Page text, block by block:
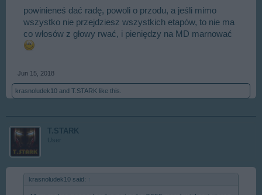
powinieneś dać radę, powoli o przodu, a jeśli mimo
wszystko nie przejdziesz wszystkich etapów, to nie ma
co włosów z głowy rwać, i pieniędzy na MD marnować
Jun 15, 2018
krasnoludek10 and T.STARK like this.
T.STARK
User
krasnoludek10 said: